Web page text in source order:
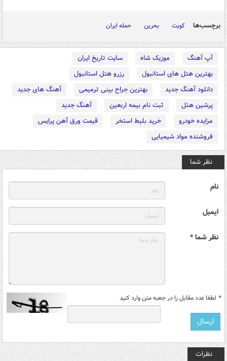
برچسب‌ها کویت بحرین حمله ایران
آپ آهنگ موزیک شاه
سایت تاریخ ایران
بهترین هتل های استانبول
رزرو هتل استانبول
دانلود آهنگ جدید
بهترین جراح بینی ترمیمی
آهنگ های جدید
پرشین هتل
ثبت نام بیمه اربعین
آهنگ جدید
مزایده خودرو
خرید بلیط استخر
قیمت ورق آهن پرایس
فروشنده مواد شیمیایی
نظر شما
نام
ایمیل
نظر شما *
* لطفا عدد مقابل را در جعبه متن وارد کنید
نظرات